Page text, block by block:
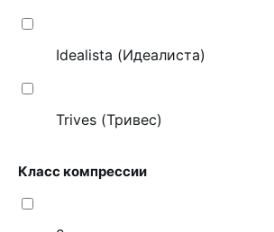
Idealista (Идеалиста)
Trives (Тривес)
Класс компрессии